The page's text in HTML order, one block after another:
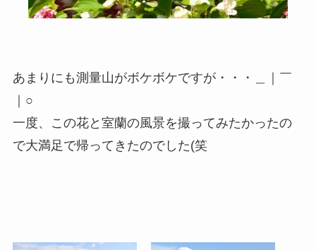
あまりにも測量山がボケボケですが・・・＿｜￣
｜○
一度、この花と室蘭の風景を撮ってみたかったの
で大満足で帰ってきたのでした(笑